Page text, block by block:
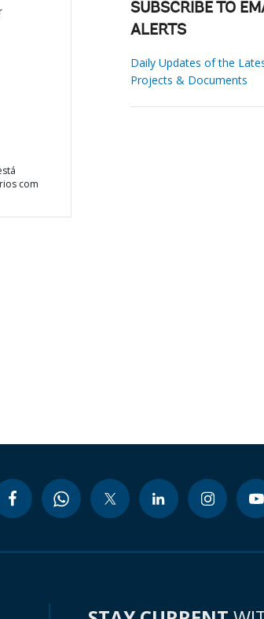
com
SUBSCRIBE TO
ALERTS
Daily Updates of the
Projects & Documents